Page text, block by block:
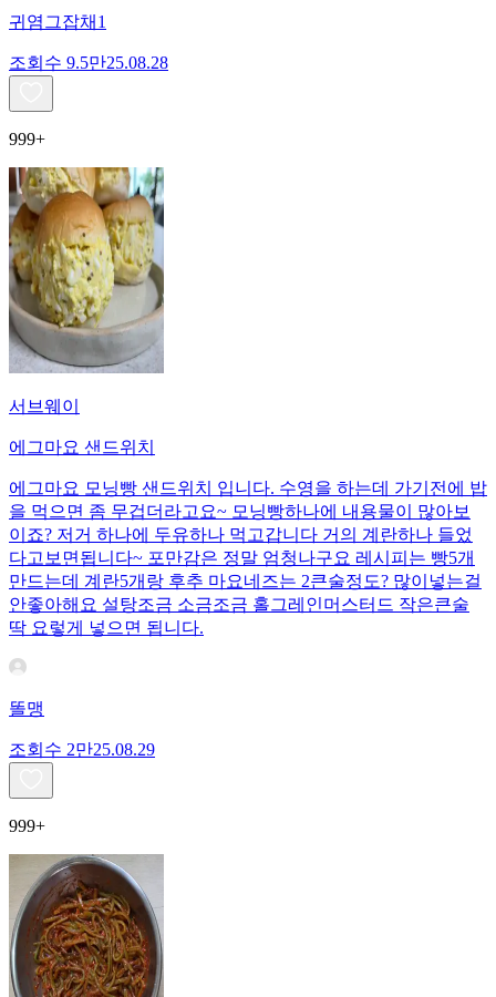
귀염그잡채1
조회수 9.5만25.08.28
999+
서브웨이
에그마요 샌드위치
에그마요 모닝빵 샌드위치 입니다. 수영을 하는데 가기전에 밥
을 먹으면 좀 무겁더라고요~ 모닝빵하나에 내용물이 많아보
이죠? 저거 하나에 두유하나 먹고갑니다 거의 계란하나 들었
다고보면됩니다~ 포만감은 정말 엄청나구요 레시피는 빵5개
만드는데 계란5개랑 후추 마요네즈는 2큰술정도? 많이넣는걸
안좋아해요 설탕조금 소금조금 홀그레인머스터드 작은큰술
딱 요렇게 넣으면 됩니다.
똘맹
조회수 2만25.08.29
999+